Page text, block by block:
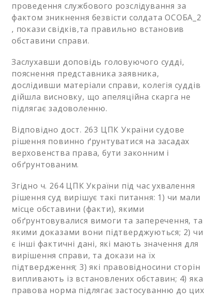
проведення службового розслідування за
фактом зникнення безвісти солдата ОСОБА_2
, покази свідків,та правильно встановив
обставини справи.
Заслухавши доповідь головуючого судді,
пояснення представника заявника,
дослідивши матеріали справи, колегія суддів
дійшла висновку, що апеляційна скарга не
підлягає задоволенню.
Відповідно дост. 263 ЦПК України судове
рішення повинно ґрунтуватися на засадах
верховенства права, бути законним і
обґрунтованим.
Згідно ч. 264 ЦПК України під час ухвалення
рішення суд вирішує такі питання: 1) чи мали
місце обставини (факти), якими
обґрунтовувалися вимоги та заперечення, та
якими доказами вони підтверджуються; 2) чи
є інші фактичні дані, які мають значення для
вирішення справи, та докази на їх
підтвердження; 3) які правовідносини сторін
випливають із встановлених обставин; 4) яка
правова норма підлягає застосуванню до цих